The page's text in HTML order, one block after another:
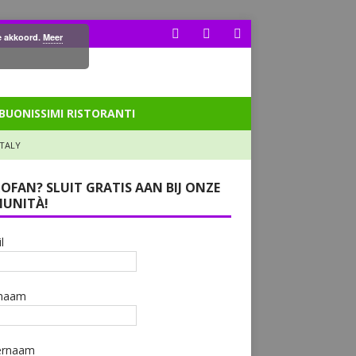
BUONISSIMI RISTORANTI
SLUIT GRATIS AAN BIJ ONZE
akkoord. Meer